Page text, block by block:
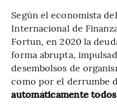
Según el economista
Internacional de
Fortun, en 2020 la
forma abrupta,
desembolsos de
como por el derrumbe
automáticamente todos